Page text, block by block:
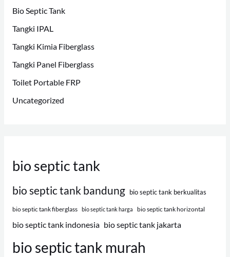
Bio Septic Tank
Tangki IPAL
Tangki Kimia Fiberglass
Tangki Panel Fiberglass
Toilet Portable FRP
Uncategorized
bio septic tank
bio septic tank bandung bio septic tank berkualitas
bio septic tank fiberglass bio septic tank harga bio septic tank horizontal
bio septic tank indonesia bio septic tank jakarta
bio septic tank murah